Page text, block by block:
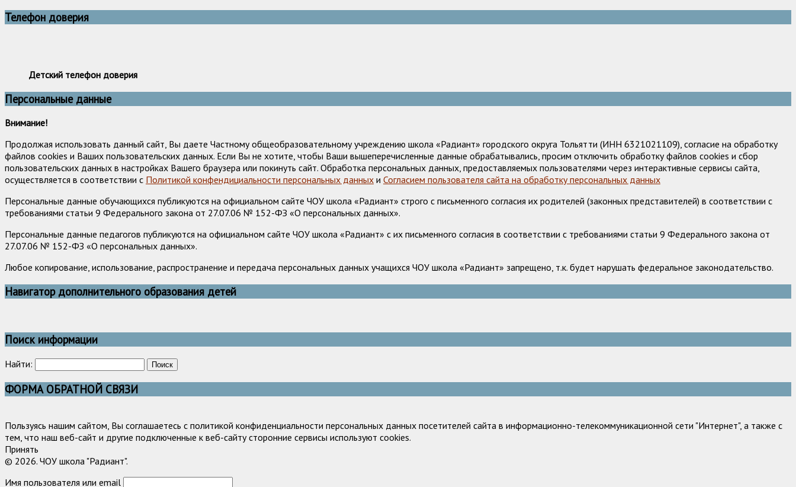
Телефон доверия
Детский телефон доверия
Персональные данные
Внимание!
Продолжая использовать данный сайт, Вы даете Частному общеобразовательному учреждению школа «Радиант» городского округа Тольятти (ИНН 6321021109), согласие на обработку
файлов cookies и Ваших пользовательских данных. Если Вы не хотите, чтобы Ваши вышеперечисленные данные обрабатывались, просим отключить обработку файлов cookies и сбор
пользовательских данных в настройках Вашего браузера или покинуть сайт. Обработка персональных данных, предоставляемых пользователями через интерактивные сервисы сайта,
осуществляется в соответствии с Политикой конфендициальности персональных данных и Согласием пользователя сайта на обработку персональных данных
Персональные данные обучающихся публикуются на официальном сайте ЧОУ школа «Радиант» строго с письменного согласия их родителей (законных представителей) в соответствии с
требованиями статьи 9 Федерального закона от 27.07.06 № 152-ФЗ «О персональных данных».
Персональные данные педагогов публикуются на официальном сайте ЧОУ школа «Радиант» с их письменного согласия в соответствии с требованиями статьи 9 Федерального закона от
27.07.06 № 152-ФЗ «О персональных данных».
Любое копирование, использование, распространение и передача персональных данных учащихся ЧОУ школа «Радиант» запрещено, т.к. будет нарушать федеральное законодательство.
Навигатор дополнительного образования детей
Поиск информации
Найти:
ФОРМА ОБРАТНОЙ СВЯЗИ
Пользуясь нашим сайтом, Вы соглашаетесь с политикой конфиденциальности персональных данных посетителей сайта в информационно-телекоммуникационной сети "Интернет", а также с
тем, что наш веб-сайт и другие подключенные к веб-сайту сторонние сервисы используют cookies.
Принять
© 2026. ЧОУ школа "Радиант".
Имя пользователя или email